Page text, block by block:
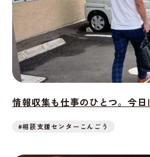
情報収集も仕事のひとつ。今日
#相談支援センターこんごう